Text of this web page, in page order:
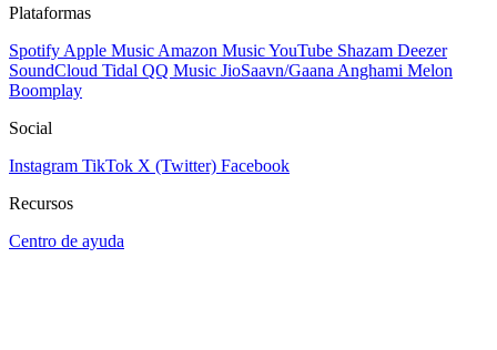
Plataformas
Spotify Apple Music Amazon MusicYouTube Shazam Deezer
SoundCloud Tidal QQ Music JioSaavn/Gaana Anghami Melon
Boomplay
Social
Instagram TikTok X (Twitter) Facebook
Recursos
Centro de ayuda